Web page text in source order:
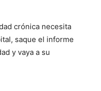
crónica necesita
saque el informe
y vaya a su